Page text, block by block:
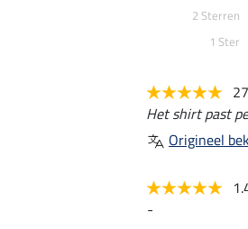
2 Sterren
1 Ster
Het shirt past
Origineel
-